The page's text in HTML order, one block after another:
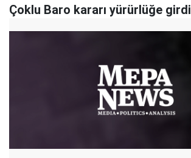
Çoklu Baro kararı yürürlüğe girdi